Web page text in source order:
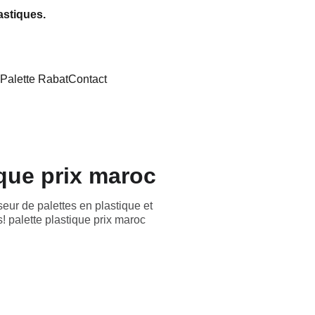
Palette RabatContact
prix maroc
de palettes en plastique et
palette plastique prix maroc